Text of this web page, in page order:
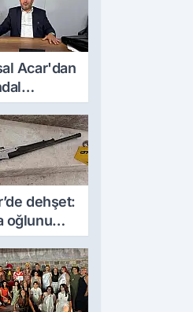
Acar'dan
Levent
aldı,
ettik'
dehşet:
oğlunu